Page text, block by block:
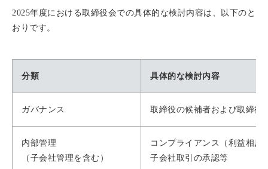
2025年度における取締役会での具体的な検討内容は、以下のと
おりです。
分類 具体的な検討内容
ガバナンス 取締役の候補者および取締役
内部管理
（子会社管理を含む）
コンプライアンス（利益相反
子会社取引の承認等